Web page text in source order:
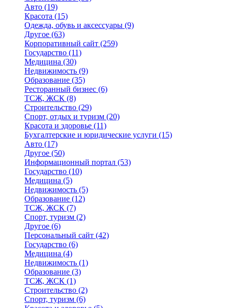
Авто (19)
Красота (15)
Одежда, обувь и аксессуары (9)
Другое (63)
Корпоративный сайт (259)
Государство (11)
Медицина (30)
Недвижимость (9)
Образование (35)
Ресторанный бизнес (6)
ТСЖ, ЖСК (8)
Строительство (29)
Спорт, отдых и туризм (20)
Красота и здоровье (11)
Бухгалтерские и юридические услуги (15)
Авто (17)
Другое (50)
Информационный портал (53)
Государство (10)
Медицина (5)
Недвижимость (5)
Образование (12)
ТСЖ, ЖСК (7)
Спорт, туризм (2)
Другое (6)
Персональный сайт (42)
Государство (6)
Медицина (4)
Недвижимость (1)
Образование (3)
ТСЖ, ЖСК (1)
Строительство (2)
Спорт, туризм (6)